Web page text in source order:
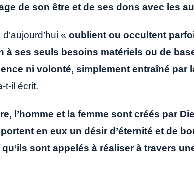
de son être et de ses dons avec les
« oublient ou occultent
à ses seuls besoins matériels ou de
ni volonté, simplement entraîné par
t-il écrit.
l’homme et la femme sont créés par
en eux un désir d’éternité et de
sont appelés à réaliser à travers